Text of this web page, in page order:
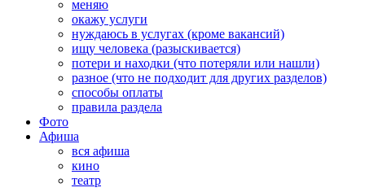
меняю
окажу услуги
нуждаюсь в услугах (кроме вакансий)
ищу человека (разыскивается)
потери и находки (что потеряли или нашли)
разное (что не подходит для других разделов)
способы оплаты
правила раздела
Фото
Афиша
вся афиша
кино
театр